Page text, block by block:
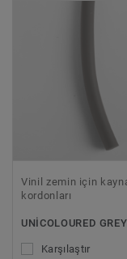
Vinil zemin için
kordonları
UNICOLOURED
Karşılaştır